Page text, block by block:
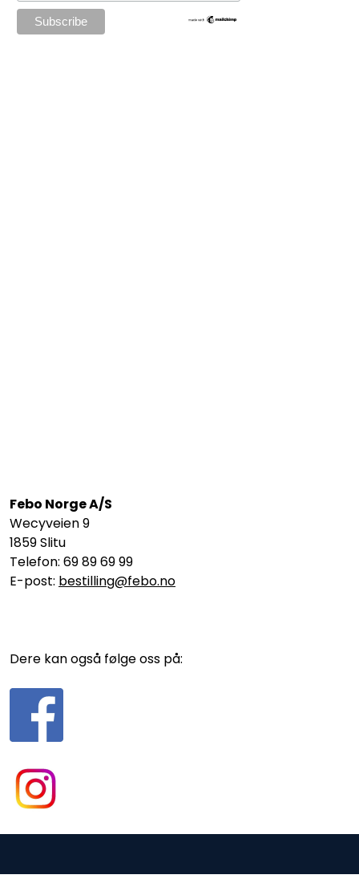
Febo Norge A/S
Wecyveien 9
1859 Slitu
Telefon: 69 89 69 99
E-post: bestilling@febo.no
Dere kan også følge oss på: